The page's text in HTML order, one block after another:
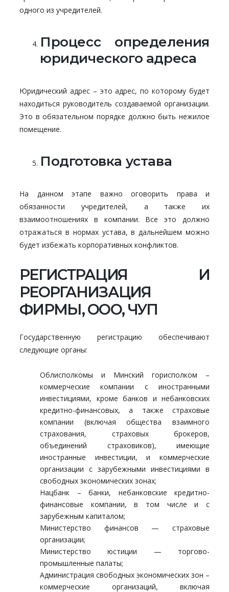
одного из учредителей.
Процесс определения
юридического адреса
Юридический адрес – это адрес, по которому будет
находиться руководитель создаваемой организации.
Это в обязательном порядке должно быть нежилое
помещение.
Подготовка устава
На данном этапе важно оговорить права и
обязанности учредителей, а также их
взаимоотношениях в компании. Все это должно
отражаться в нормах устава, в дальнейшем можно
будет избежать корпоративных конфликтов.
РЕГИСТРАЦИЯ И
РЕОРГАНИЗАЦИЯ
ФИРМЫ, ООО, ЧУП
Государственную регистрацию обеспечивают
следующие органы:
Облисполкомы и Минский горисполком –
коммерческие компании с иностранными
инвестициями, кроме банков и небанковских
кредитно-финансовых, а также страховые
компании (включая общества взаимного
страхования, страховых брокеров,
объединений страховиков), имеющие
иностранные инвестиции, и коммерческие
организации с зарубежными инвестициями в
свободных экономических зонах;
Нацбанк – банки, небанковские кредитно-
финансовые компании, в том числе и с
зарубежным капиталом;
Министерство финансов — страховые
организации;
Министерство юстиции — торгово-
промышленные палаты;
Администрация свободных экономических зон –
коммерческие организаций, включая